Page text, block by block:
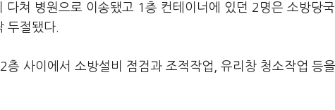
쳐 병원으로 이송됐고 1층 컨테이너에 있던 2명은 소방당
두절됐다.
사이에서 소방설비 점검과 조적작업, 유리창 청소작업 등